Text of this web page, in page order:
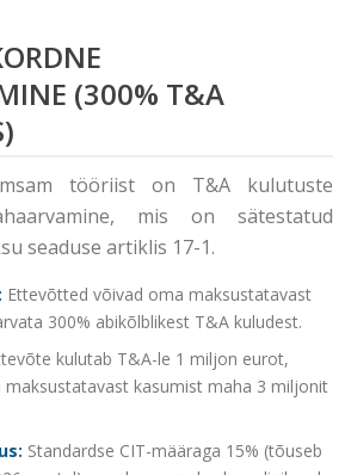
(300% T&A
tööriist on T&A kulutuste
mis on sätestatud
seaduse artiklis 17-1.
Ettevõtted võivad oma maksustatavast
300% abikõlblikest T&A kuludest.
kulutab T&A-le 1 miljon eurot,
maksustatavast kasumist maha 3 miljonit
Standardse CIT-määraga 15% (tõuseb